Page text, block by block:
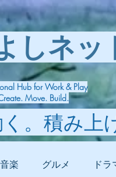
しネッ
Hub for Work & Play
Move. Build.
。積み上
音楽 グルメ ド